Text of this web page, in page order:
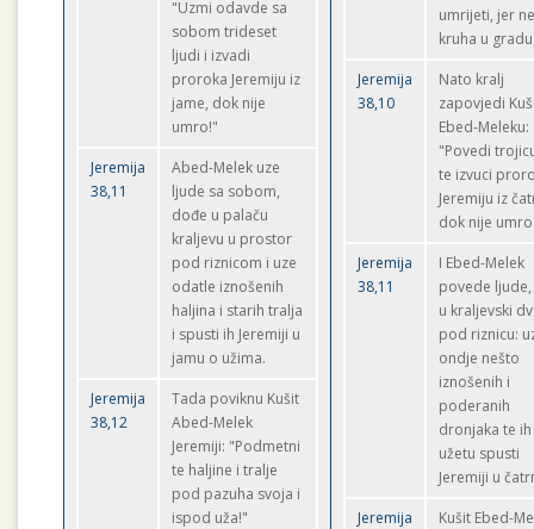
"Uzmi odavde sa
sobom trideset
ljudi i izvadi
proroka Jeremiju iz
jame, dok nije
umro!"
Jeremija
38,11
Abed-Melek uze
ljude sa sobom,
dođe u palaču
kraljevu u prostor
pod riznicom i uze
odatle iznošenih
haljina i starih tralja
i spusti ih Jeremiji u
jamu o užima.
Jeremija
38,12
Tada poviknu Kušit
Abed-Melek
Jeremiji: "Podmetni
te haljine i tralje
pod pazuha svoja i
ispod uža!"
umrijeti, jer
kruha u
Jeremija
38,10
Nato kralj
zapovjedi
Ebed-Meleku:
"Povedi
te izvuci
Jeremiju iz
dok nije
Jeremija
38,11
I Ebed-Melek
povede
u kraljevski
pod riznicu:
ondje nešto
iznošenih i
poderanih
dronjaka te
užetu spusti
Jeremiji u
Jeremija
Kušit Ebed-